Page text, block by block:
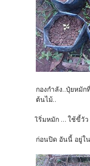
กองกำลัง..ปุ๋ยหมัก
ต้นไม้..
เิริ่มหมัก ... ใช้ขี้วั
ก่อนปิด อันนี้ อยู่ใ